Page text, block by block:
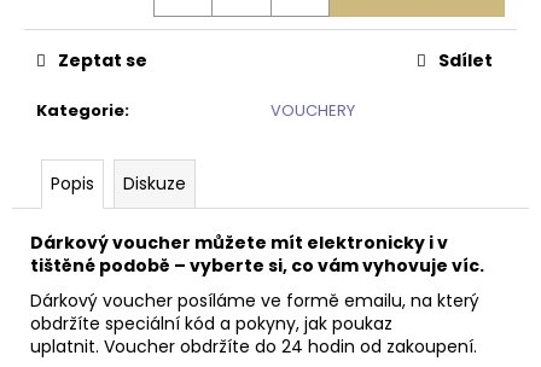
Kategorie: VOUCHERY
Zeptat se Sdílet
Popis Diskuze
Dárkový voucher můžete mít elektronicky i v
tištěné podobě – vyberte si, co vám vyhovuje víc.
Dárkový voucher posíláme ve formě emailu, na který
obdržíte speciální kód a pokyny, jak poukaz
uplatnit. Voucher obdržíte do 24 hodin od zakoupení.